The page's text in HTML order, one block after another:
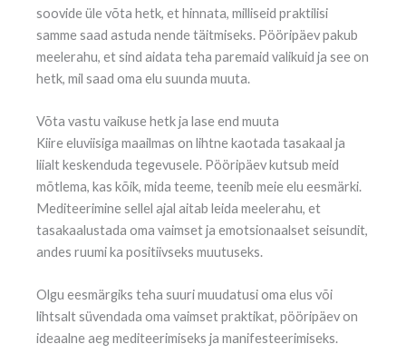
soovide üle võta hetk, et hinnata, milliseid praktilisi
samme saad astuda nende täitmiseks. Pööripäev pakub
meelerahu, et sind aidata teha paremaid valikuid ja see on
hetk, mil saad oma elu suunda muuta.
Võta vastu vaikuse hetk ja lase end muuta
Kiire eluviisiga maailmas on lihtne kaotada tasakaal ja
liialt keskenduda tegevusele. Pööripäev kutsub meid
mõtlema, kas kõik, mida teeme, teenib meie elu eesmärki.
Mediteerimine sellel ajal aitab leida meelerahu, et
tasakaalustada oma vaimset ja emotsionaalset seisundit,
andes ruumi ka positiivseks muutuseks.
Olgu eesmärgiks teha suuri muudatusi oma elus või
lihtsalt süvendada oma vaimset praktikat, pööripäev on
ideaalne aeg mediteerimiseks ja manifesteerimiseks.